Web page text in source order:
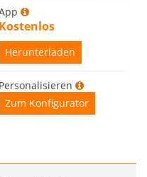
Kostenlos
Herunterladen
Personalisieren
Zum Konfigurator